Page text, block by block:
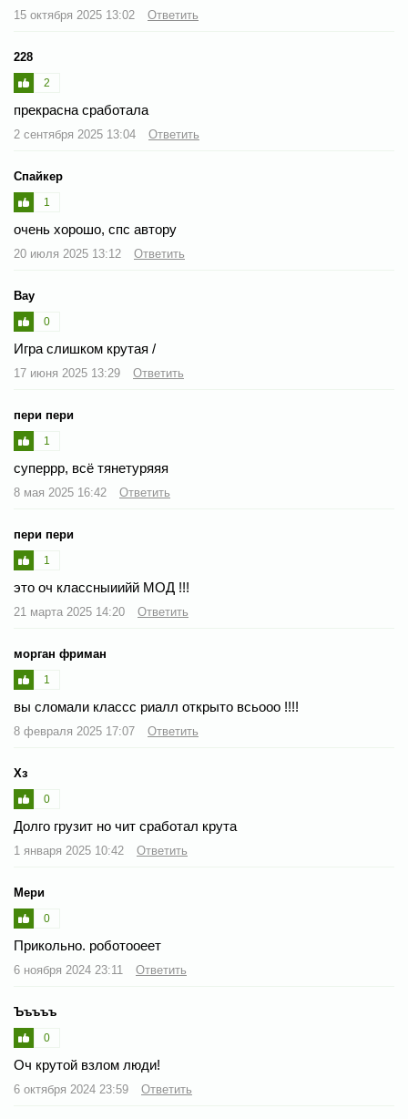
15 октября 2025 13:02 Ответить
228
2
прекрасна сработала
2 сентября 2025 13:04 Ответить
Спайкер
1
очень хорошо, спс автору
20 июля 2025 13:12 Ответить
Вау
0
Игра слишком крутая /
17 июня 2025 13:29 Ответить
пери пери
1
суперрр, всё тянетуряяя
8 мая 2025 16:42 Ответить
пери пери
1
это оч классныиийй МОД !!!
21 марта 2025 14:20 Ответить
морган фриман
1
вы сломали классс риалл открыто всьооо !!!!
8 февраля 2025 17:07 Ответить
Хз
0
Долго грузит но чит сработал крута
1 января 2025 10:42 Ответить
Мери
0
Прикольно. роботооеет
6 ноября 2024 23:11 Ответить
Ъъъъъ
0
Оч крутой взлом люди!
6 октября 2024 23:59 Ответить